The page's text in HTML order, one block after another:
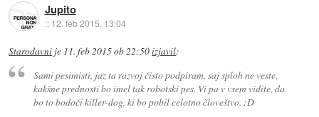
Jupito
:: 12. feb 2015, 13:04
Starodavni je 11. feb 2015 ob 22:50izjavil:
Sami pesimisti, jaz ta razvoj čisto podpiram, saj sploh ne veste,
kakšne prednosti bo imel tak robotski pes. Vi pa v vsem vidite, da
bo to bodoči killer-dog, ki bo pobil celotno človeštvo. :D